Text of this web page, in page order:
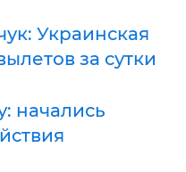
Украинская
за сутки
начались